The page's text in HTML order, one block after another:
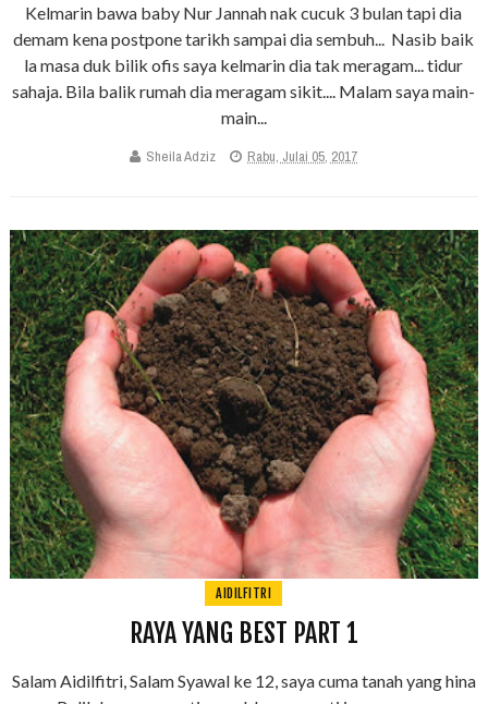
Kelmarin bawa baby Nur Jannah nak cucuk 3 bulan tapi dia
demam kena postpone tarikh sampai dia sembuh... Nasib baik
la masa duk bilik ofis saya kelmarin dia tak meragam... tidur
sahaja. Bila balik rumah dia meragam sikit.... Malam saya main-
main...
Sheila Adziz Rabu, Julai 05, 2017
AIDILFITRI
RAYA YANG BEST PART 1
Salam Aidilfitri, Salam Syawal ke 12, saya cuma tanah yang hina